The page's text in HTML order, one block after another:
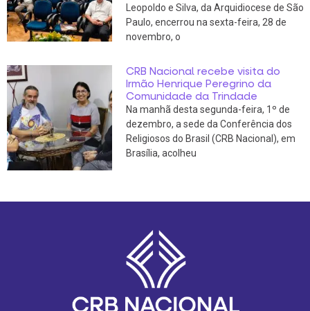
Leopoldo e Silva, da Arquidiocese de São
Paulo, encerrou na sexta-feira, 28 de
novembro, o
CRB Nacional recebe visita do
Irmão Henrique Peregrino da
Comunidade da Trindade
Na manhã desta segunda-feira, 1º de
dezembro, a sede da Conferência dos
Religiosos do Brasil (CRB Nacional), em
Brasília, acolheu